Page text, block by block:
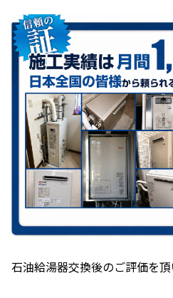
石油給湯器交換後のご評価を頂